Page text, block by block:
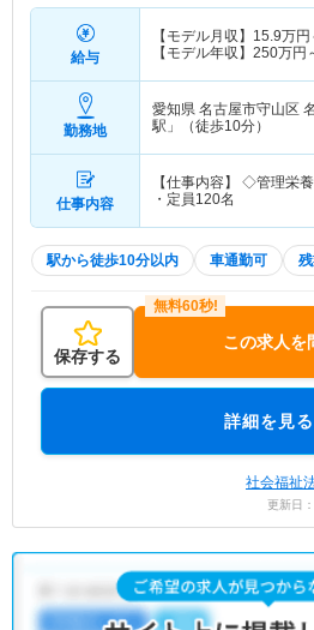
給与
【モデル月収】 15.9万円
【モデル年収】 250万円
勤務地
愛知県 名古屋市守山区
駅」（徒歩10分）
仕事内容
【仕事内容】 ◇管理栄
・定員120名
駅から徒歩10分以内 車通勤可
保存する
この求人を
詳細を見る
社会福祉
更新日